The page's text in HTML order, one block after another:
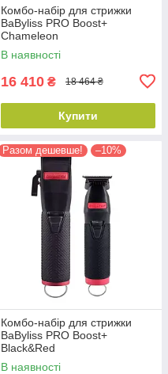
Комбо-набір для стрижки
BaByliss PRO Boost+
Chameleon
(FX8700IBPE+FX7870IBPE+F
XFS2IE)
В наявності
16 410 ₴ 18 464 ₴
Купити
Разом дешевше! –10%
Комбо-набір для стрижки
BaByliss PRO Boost+
Black&Red
(FX8700RBPE+FX7870RBPE)
В наявності